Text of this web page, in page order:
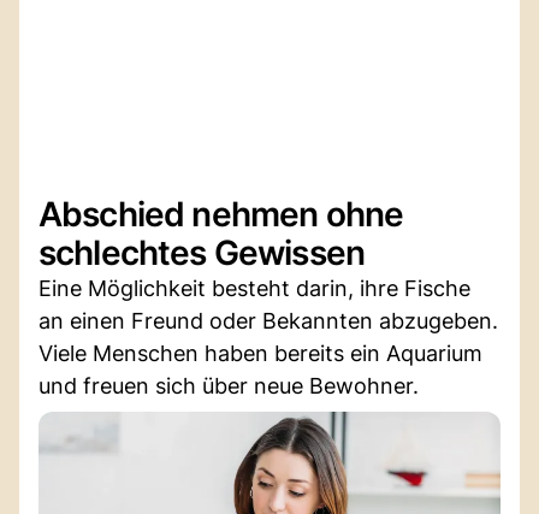
Abschied nehmen ohne
schlechtes Gewissen
Eine Möglichkeit besteht darin, ihre Fische
an einen Freund oder Bekannten abzugeben.
Viele Menschen haben bereits ein Aquarium
und freuen sich über neue Bewohner.